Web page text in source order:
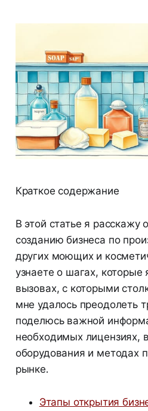
Краткое содержание
В этой статье я расскажу
созданию бизнеса по
других моющих и
узнаете о шагах, которые
вызовах, с которыми
мне удалось преодолеть
поделюсь важной
необходимых лицензиях,
оборудования и методах
рынке.
Этапы открытия